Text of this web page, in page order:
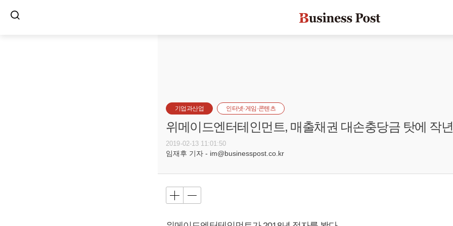
기업과산업 인터넷·게임·콘텐츠
위메이드엔터테인먼트, 매출채권 대손충당금 탓에 작
2019-02-13 11:01:50
임재후 기자 - im@businesspost.co.kr